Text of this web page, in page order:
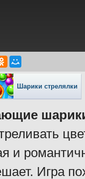
Шарики стрелялки
и
Игра